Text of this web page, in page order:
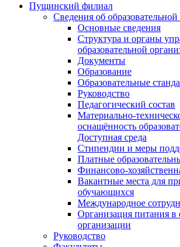
Пущинский филиал
Сведения об
Основные сведения
Структура и органы
образовательной
Документы
Образование
Образовательные
Руководство
Педагогический состав
Материально-
оснащённость
Доступная среда
Стипендии и меры
Платные
Финансово-
Вакантные места для
обучающихся
Международное
Организация питания в
организации
Руководство